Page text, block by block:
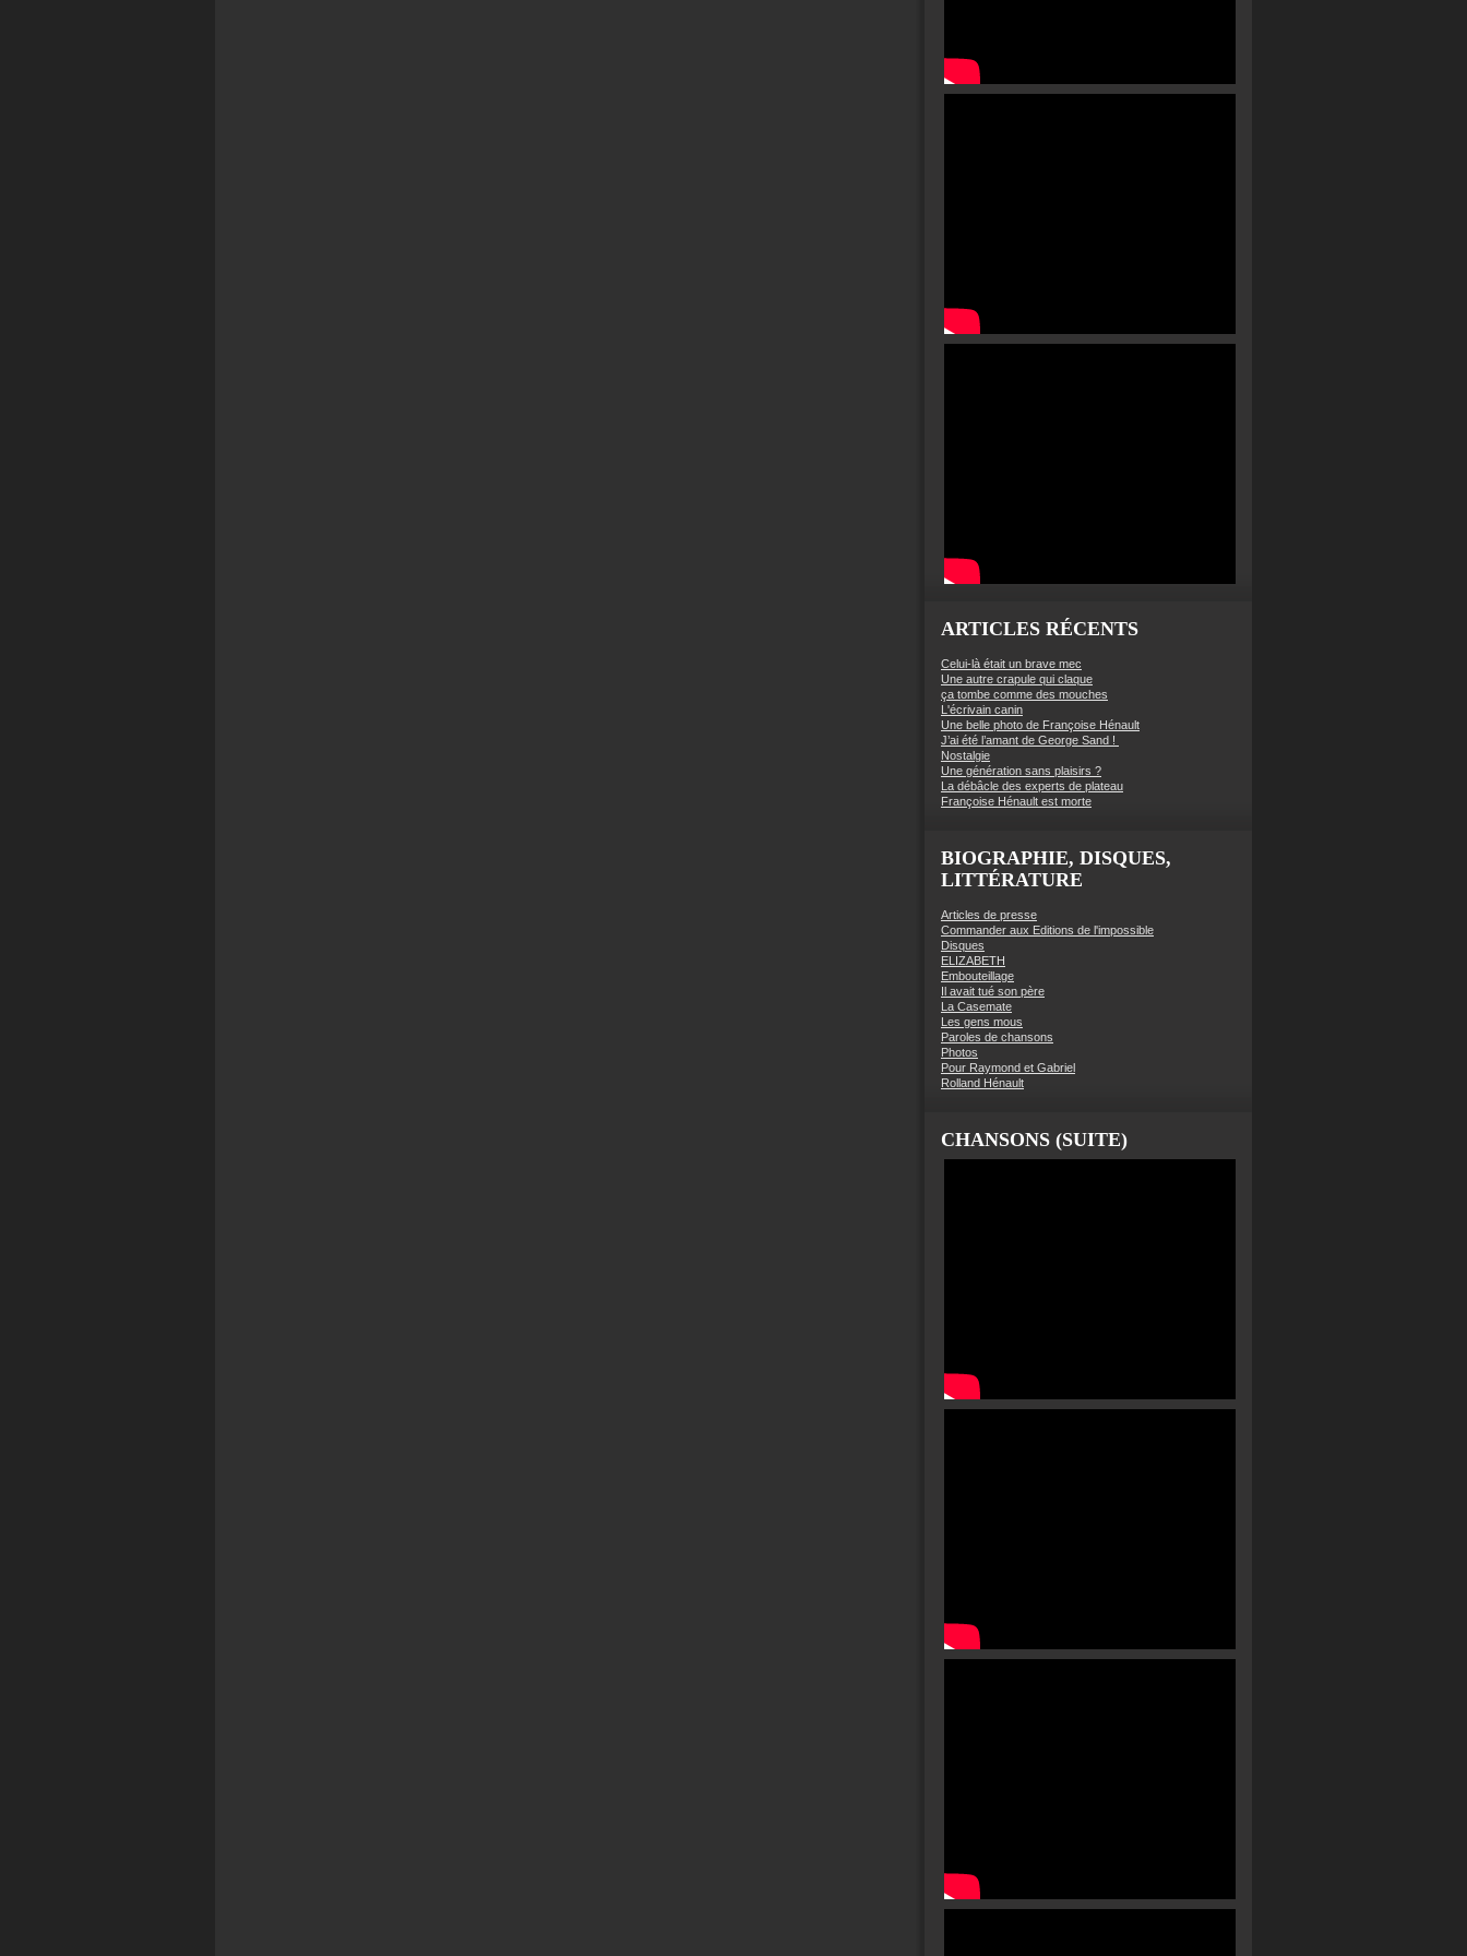
ARTICLES RÉCENTS
Celui-là était un brave mec
Une autre crapule qui claque
ça tombe comme des mouches
L'écrivain canin
Une belle photo de Françoise Hénault
J’ai été l’amant de George Sand !
Nostalgie
Une génération sans plaisirs ?
La débâcle des experts de plateau
Françoise Hénault est morte
BIOGRAPHIE, DISQUES,
LITTÉRATURE
Articles de presse
Commander aux Editions de l'impossible
Disques
ELIZABETH
Embouteillage
Il avait tué son père
La Casemate
Les gens mous
Paroles de chansons
Photos
Pour Raymond et Gabriel
Rolland Hénault
CHANSONS (SUITE)